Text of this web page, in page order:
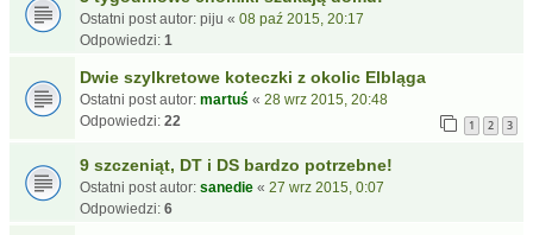
Ostatni post autor: piju « 08 paź 2015, 20:17
Odpowiedzi: 1
Dwie szylkretowe koteczki z okolic Elbląga
Ostatni post autor: martuś « 28 wrz 2015, 20:48
Odpowiedzi: 22 1 2 3
9 szczeniąt, DT i DS bardzo potrzebne!
Ostatni post autor: sanedie « 27 wrz 2015, 0:07
Odpowiedzi: 6